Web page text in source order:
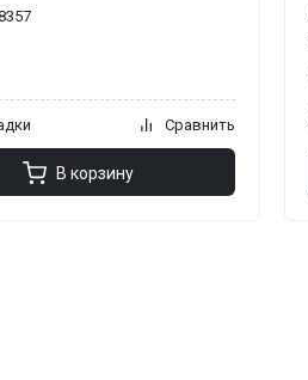
Сравнить
В корзину